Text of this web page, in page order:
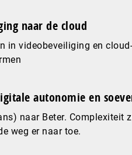
naar de cloud
in videobeveiliging en
autonomie en
naar Beter. Complexiteit
weg er naar toe.